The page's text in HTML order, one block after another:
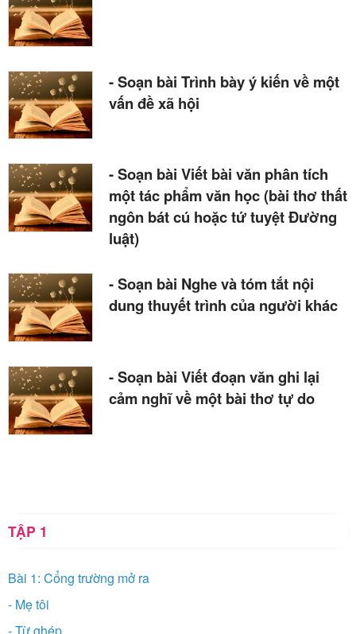
- Soạn bài Trình bày ý kiến về một
vấn đề xã hội
- Soạn bài Viết bài văn phân tích
một tác phẩm văn học (bài thơ thất
ngôn bát cú hoặc tứ tuyệt Đường
luật)
- Soạn bài Nghe và tóm tắt nội
dung thuyết trình của người khác
- Soạn bài Viết đoạn văn ghi lại
cảm nghĩ về một bài thơ tự do
TẬP 1
Bài 1: Cổng trường mở ra
- Mẹ tôi